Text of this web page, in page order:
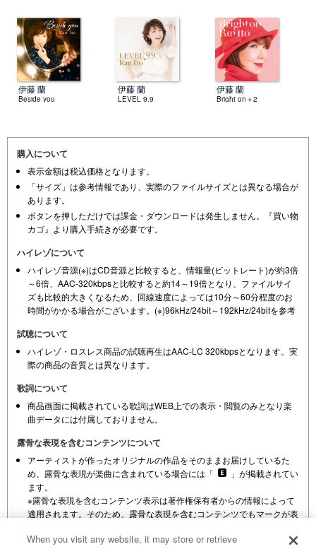
伊藤 蘭
Beside you
伊藤 蘭
LEVEL 9.9
伊藤 蘭
Bright on＋2
購入について
表示金額は税込価格となります。
「サイズ」は参考情報であり、実際のファイルサイズとは異なる場合が
あります。
ボタンを押しただけでは課金・ダウンロードは発生しません。『買い物
カゴ』より購入手続きが必要です。
ハイレゾについて
ハイレゾ音源(※)はCD音源と比較すると、情報量(ビットレート)が約3倍
～6倍、AAC-320kbpsと比較すると約14～19倍となり、ファイルサイ
ズも比較的大きくなるため、回線速度によっては10分～60分程度のお
時間がかかる場合がございます。(※)96kHz/24bit～192kHz/24bitを参考
試聴について
ハイレゾ・ロスレス商品の試聴再生はAAC-LC 320kbpsとなります。実
際の商品の音質とは異なります。
歌詞について
商品画面に掲載されている歌詞はWEB上での表示・閲覧のみとなり楽
曲データには付属しておりません。
露骨な表現を含むコンテンツについて
アーティストが作ったオリジナルの作品をそのままお届けしているた
め、露骨な表現が楽曲に含まれている場合には「
」が掲載されてい
ます。
※露骨な表現を含むコンテンツ表示は著作権保有者からの情報によって
適用されます。そのため、露骨な表現を含むコンテンツでもマークが表
When you visit any website, it may store or retrieve